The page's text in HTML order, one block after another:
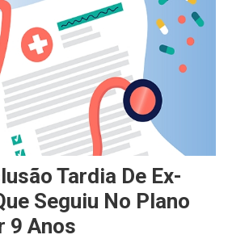
Tardia De Ex-
Seguiu No Plano
9 Anos